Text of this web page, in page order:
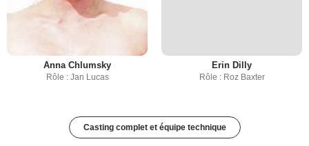
Anna Chlumsky
Rôle : Jan Lucas
Erin Dilly
Rôle : Roz Baxter
Casting complet et équipe technique